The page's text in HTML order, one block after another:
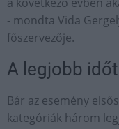
- mondta Vida
főszervezője.
A legjobb
Bár az esemény
kategóriák három